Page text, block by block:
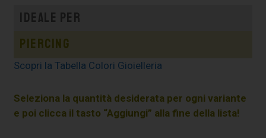
Ideale per
Piercing
Scopri la Tabella Colori Gioielleria
Seleziona la quantità desiderata per ogni variante
e poi clicca il tasto “Aggiungi” alla fine della lista!